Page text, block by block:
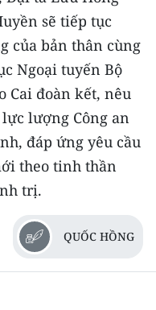
sẽ tiếp tục
của bản thân cùng
Ngoại tuyến Bộ
Cai đoàn kết, nêu
lượng Công an
đáp ứng yêu cầu
theo tinh thần
trị.
QUỐC HỒNG